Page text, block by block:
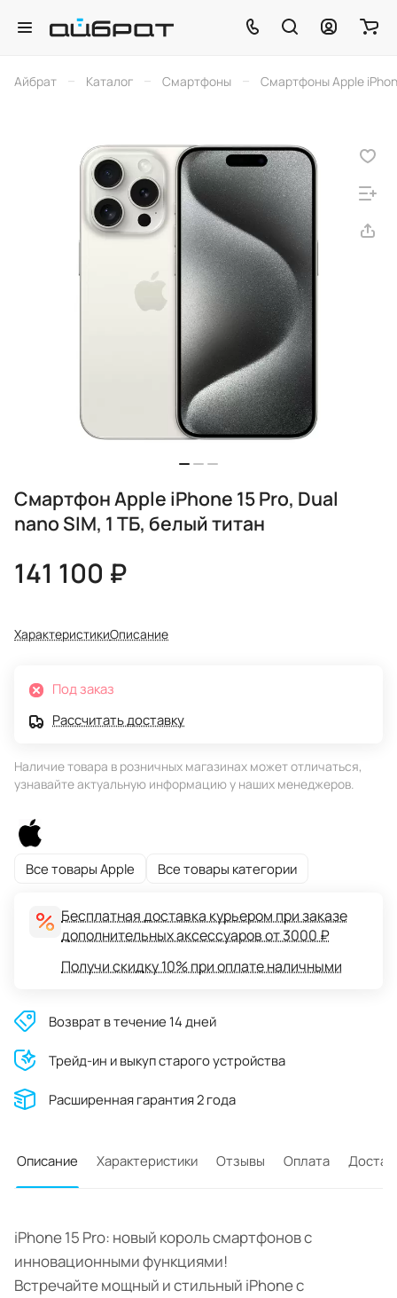
Айбрат – Каталог – Смартфоны – Смартфоны Apple
Смартфон Apple iPhone 15 Pro, Dual
nano SIM, 1 ТБ, белый титан
141 100 ₽
ХарактеристикиОписание
Под заказ
Рассчитать доставку
Наличие товара в розничных магазинах может отличаться,
узнавайте актуальную информацию у наших менеджеров.
Все товары Apple Все товары категории
Бесплатная доставка курьером при заказе
дополнительных аксессуаров от 3000 ₽
Получи скидку 10% при оплате наличными
Возврат в течение 14 дней
Трейд-ин и выкуп старого устройства
Расширенная гарантия 2 года
Описание Характеристики Отзывы Оплата
iPhone 15 Pro: новый король смартфонов с
инновационными функциями!
Встречайте мощный и стильный iPhone с